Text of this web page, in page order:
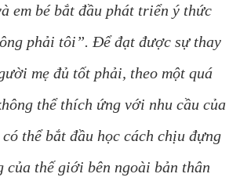
em bé bắt đầu phát triển ý thức
phải tôi”. Để đạt được sự thay
mẹ đủ tốt phải, theo một quá
thể thích ứng với nhu cầu của
thể bắt đầu học cách chịu đựng
của thế giới bên ngoài bản thân